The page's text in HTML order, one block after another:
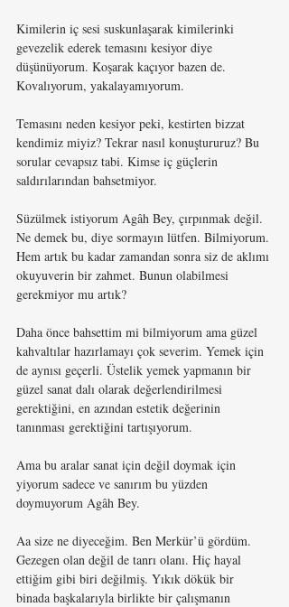
Kimilerin iç sesi suskunlaşarak kimilerinki
gevezelik ederek temasını kesiyor diye
düşünüyorum. Koşarak kaçıyor bazen de.
Kovalıyorum, yakalayamıyorum.
Temasını neden kesiyor peki, kestirten bizzat
kendimiz miyiz? Tekrar nasıl konuştururuz? Bu
sorular cevapsız tabi. Kimse iç güçlerin
saldırılarından bahsetmiyor.
Süzülmek istiyorum Agâh Bey, çırpınmak değil.
Ne demek bu, diye sormayın lütfen. Bilmiyorum.
Hem artık bu kadar zamandan sonra siz de aklımı
okuyuverin bir zahmet. Bunun olabilmesi
gerekmiyor mu artık?
Daha önce bahsettim mi bilmiyorum ama güzel
kahvaltılar hazırlamayı çok severim. Yemek için
de aynısı geçerli. Üstelik yemek yapmanın bir
güzel sanat dalı olarak değerlendirilmesi
gerektiğini, en azından estetik değerinin
tanınması gerektiğini tartışıyorum.
Ama bu aralar sanat için değil doymak için
yiyorum sadece ve sanırım bu yüzden
doymuyorum Agâh Bey.
Aa size ne diyeceğim. Ben Merkür’ü gördüm.
Gezegen olan değil de tanrı olanı. Hiç hayal
ettiğim gibi biri değilmiş. Yıkık dökük bir
binada başkalarıyla birlikte bir çalışmanın